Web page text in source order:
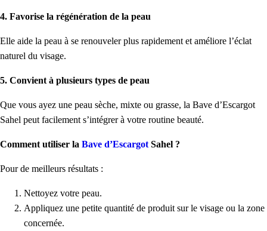
4. Favorise la régénération de la peau
Elle aide la peau à se renouveler plus rapidement et améliore l’éclat
naturel du visage.
5. Convient à plusieurs types de peau
Que vous ayez une peau sèche, mixte ou grasse, la Bave d’Escargot
Sahel peut facilement s’intégrer à votre routine beauté.
Comment utiliser la Bave d’Escargot Sahel ?
Pour de meilleurs résultats :
Nettoyez votre peau.
Appliquez une petite quantité de produit sur le visage ou la zone
concernée.